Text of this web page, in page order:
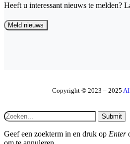
Heeft u interessant nieuws te melden?
Copyright © 2023 – 2025
Submit
Geef een zoekterm in en druk op Enter